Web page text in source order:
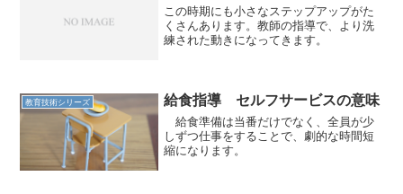
この時期にも小さなステップアップがた
くさんあります。教師の指導で、より洗
練された動きになってきます。
教育技術シリーズ 給食指導 セルフサービスの意味
給食準備は当番だけでなく、全員が少
しずつ仕事をすることで、劇的な時間短
縮になります。